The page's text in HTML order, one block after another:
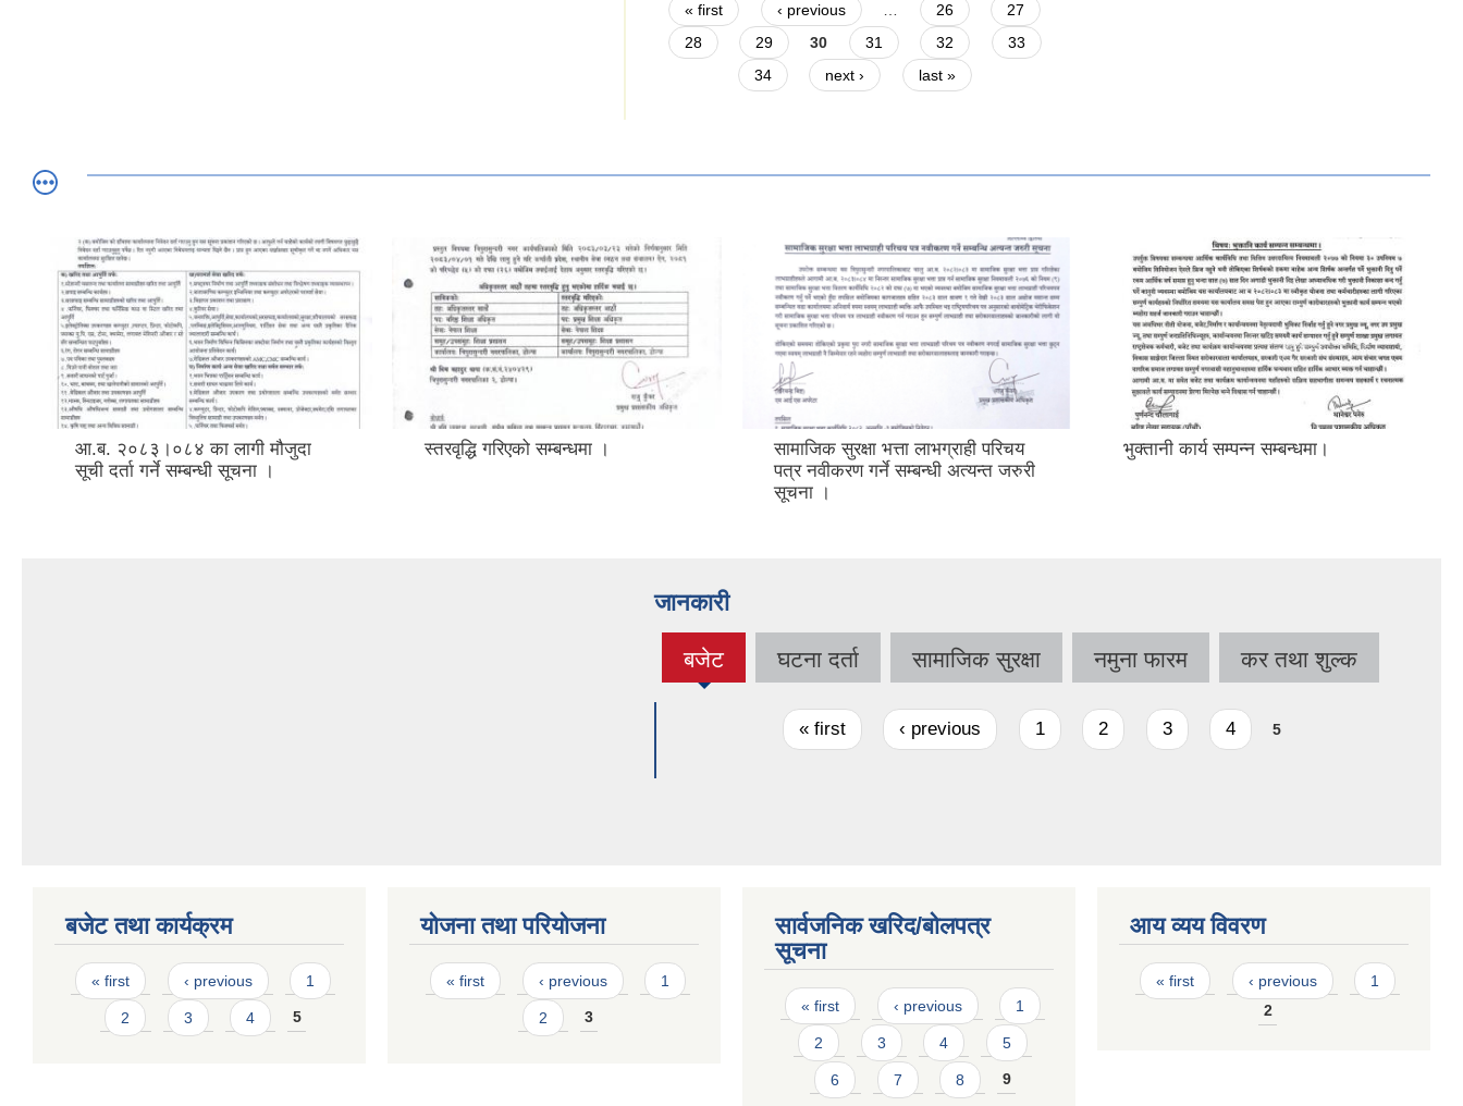
Pages
« first ‹ previous 26
27
28
29 30 31 32
33
34
next › last »
आ.ब. २०८३।०८४ का लागी मौजुदा
सूची दर्ता गर्ने सम्बन्धी सूचना ।
स्तरवृद्धि गरिएको सम्बन्धमा ।
सामाजिक सुरक्षा भत्ता लाभग्राही परिचय
पत्र नवीकरण गर्ने सम्बन्धी अत्यन्त जरुरी
सूचना ।
भुक्तानी कार्य सम्पन्न सम्बन्धमा।
जानकारी
बजेट
(active
घटना दर्ता सामाजिक सुरक्षा नमुना फारम कर तथा शुल्क
« first ‹ previous 1 2 3 4 5
बजेट तथा कार्यक्रम
Pages
« first ‹ previous 1
2 3 4 5
योजना तथा परियोजना
Pages
« first ‹ previous 1
2 3
सार्वजनिक खरिद/बोलपत्र
सूचना
Pages
« first ‹ previous 1
2 3 4 5
6 7 8 9
आय व्यय विवरण
Pages
« first ‹ previous
1
2